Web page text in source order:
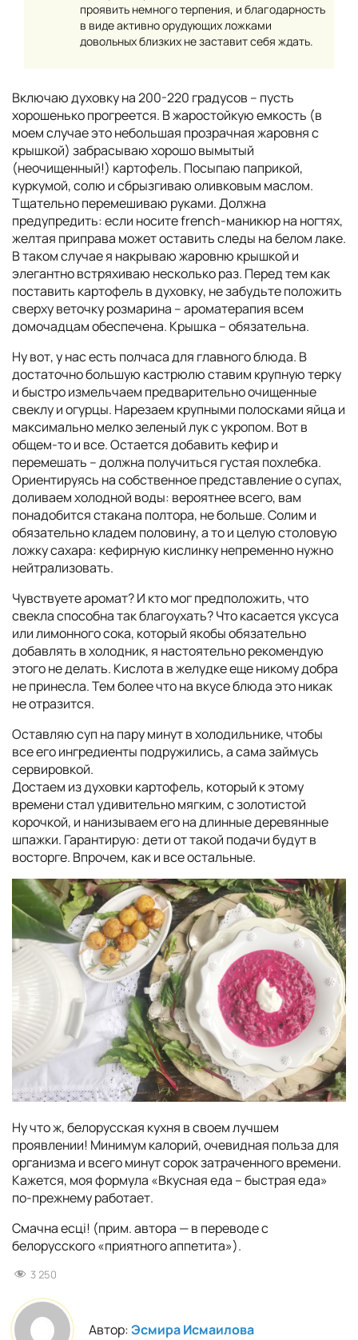
проявить немного терпения, и благодарность
в виде активно орудующих ложками
довольных близких не заставит себя ждать.
Включаю духовку на 200-220 градусов – пусть
хорошенько прогреется. В жаростойкую емкость (в
моем случае это небольшая прозрачная жаровня с
крышкой) забрасываю хорошо вымытый
(неочищенный!) картофель. Посыпаю паприкой,
куркумой, солю и сбрызгиваю оливковым маслом.
Тщательно перемешиваю руками. Должна
предупредить: если носите french-маникюр на ногтях,
желтая приправа может оставить следы на белом лаке.
В таком случае я накрываю жаровню крышкой и
элегантно встряхиваю несколько раз. Перед тем как
поставить картофель в духовку, не забудьте положить
сверху веточку розмарина – ароматерапия всем
домочадцам обеспечена. Крышка – обязательна.
Ну вот, у нас есть полчаса для главного блюда. В
достаточно большую кастрюлю ставим крупную терку
и быстро измельчаем предварительно очищенные
свеклу и огурцы. Нарезаем крупными полосками яйца и
максимально мелко зеленый лук с укропом. Вот в
общем-то и все. Остается добавить кефир и
перемешать – должна получиться густая похлебка.
Ориентируясь на собственное представление о супах,
доливаем холодной воды: вероятнее всего, вам
понадобится стакана полтора, не больше. Солим и
обязательно кладем половину, а то и целую столовую
ложку сахара: кефирную кислинку непременно нужно
нейтрализовать.
Чувствуете аромат? И кто мог предположить, что
свекла способна так благоухать? Что касается уксуса
или лимонного сока, который якобы обязательно
добавлять в холодник, я настоятельно рекомендую
этого не делать. Кислота в желудке еще никому добра
не принесла. Тем более что на вкусе блюда это никак
не отразится.
Оставляю суп на пару минут в холодильнике, чтобы
все его ингредиенты подружились, а сама займусь
сервировкой.
Достаем из духовки картофель, который к этому
времени стал удивительно мягким, с золотистой
корочкой, и нанизываем его на длинные деревянные
шпажки. Гарантирую: дети от такой подачи будут в
восторге. Впрочем, как и все остальные.
Ну что ж, белорусская кухня в своем лучшем
проявлении! Минимум калорий, очевидная польза для
организма и всего минут сорок затраченного времени.
Кажется, моя формула «Вкусная еда – быстрая еда»
по-прежнему работает.
Смачна есцi! (прим. автора — в переводе с
белорусского «приятного аппетита»).
3 250
Автор:Эсмира Исмаилова